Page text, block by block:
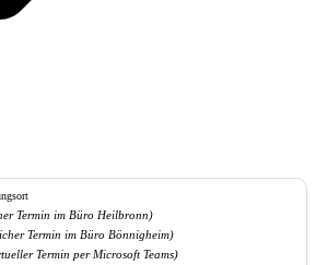
Termin im Büro Heilbronn)
Termin im Büro Bönnigheim)
Termin per Microsoft Teams)